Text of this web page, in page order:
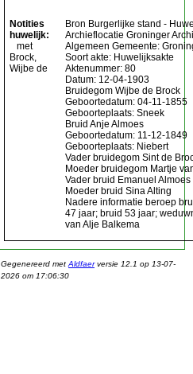
Notities
huwelijk:
met
Brock,
Wijbe de
Bron Burgerlijke stand -
Archieflocatie Groninger
Algemeen Gemeente:
Soort akte: Huwelijksakte
Aktenummer: 80
Datum: 12-04-1903
Bruidegom Wijbe de Brock
Geboortedatum: 04-11-1855
Geboorteplaats: Sneek
Bruid Anje Almoes
Geboortedatum: 11-12-1849
Geboorteplaats: Niebert
Vader bruidegom Sint de
Moeder bruidegom Martje
Vader bruid Emanuel Almoes
Moeder bruid Sina Alting
Nadere informatie beroep
47 jaar; bruid 53 jaar;
van Alje Balkema
Gegenereerd met Aldfaerversie 12.1 op 13-07-
2026 om 17:06:30